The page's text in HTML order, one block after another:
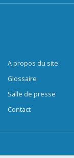
A propos du site
Glossaire
Salle de presse
Contact